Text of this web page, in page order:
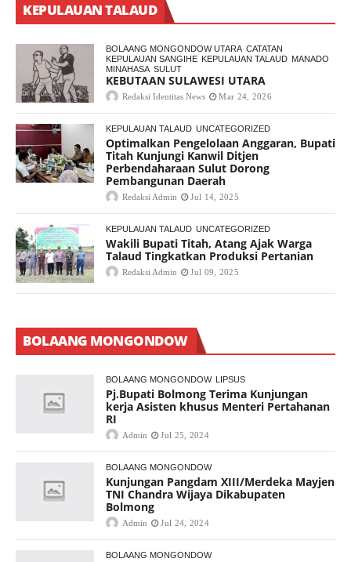
KEPULAUAN TALAUD
BOLAANG MONGONDOW UTARA CATATAN
KEPULAUAN SANGIHE KEPULAUAN TALAUD MANADO
MINAHASA SULUT
KEBUTAAN SULAWESI UTARA
Redaksi Identitas News Mar 24, 2026
KEPULAUAN TALAUD UNCATEGORIZED
Optimalkan Pengelolaan Anggaran, Bupati
Titah Kunjungi Kanwil Ditjen
Perbendaharaan Sulut Dorong
Pembangunan Daerah
Redaksi Admin Jul 14, 2025
KEPULAUAN TALAUD UNCATEGORIZED
Wakili Bupati Titah, Atang Ajak Warga
Talaud Tingkatkan Produksi Pertanian
Redaksi Admin Jul 09, 2025
BOLAANG MONGONDOW
BOLAANG MONGONDOW LIPSUS
Pj.Bupati Bolmong Terima Kunjungan
kerja Asisten khusus Menteri Pertahanan
RI
Admin Jul 25, 2024
BOLAANG MONGONDOW
Kunjungan Pangdam XIII/Merdeka Mayjen
TNI Chandra Wijaya Dikabupaten
Bolmong
Admin Jul 24, 2024
BOLAANG MONGONDOW